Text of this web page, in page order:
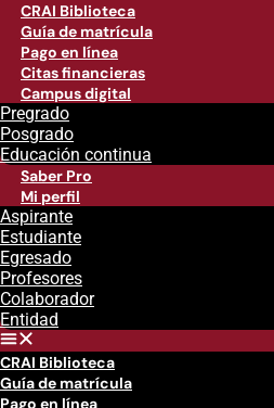
CRAI Biblioteca
Guía de matrícula
Pago en línea
Citas financieras
Campus digital
Pregrado
Posgrado
Educación continua
Saber Pro
Mi perfil
Aspirante
Estudiante
Egresado
Profesores
Colaborador
Entidad
CRAI Biblioteca
Guía de matrícula
Pago en línea